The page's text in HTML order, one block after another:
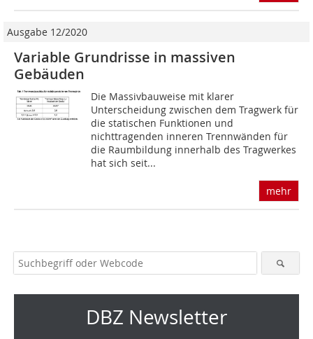
Ausgabe 12/2020
Variable Grundrisse in massiven
Gebäuden
Die Massivbauweise mit klarer
Unterscheidung zwischen dem Tragwerk für
die statischen Funktionen und
nichttragenden inneren Trennwänden für
die Raumbildung innerhalb des Tragwerkes
hat sich seit...
mehr
DBZ Newsletter